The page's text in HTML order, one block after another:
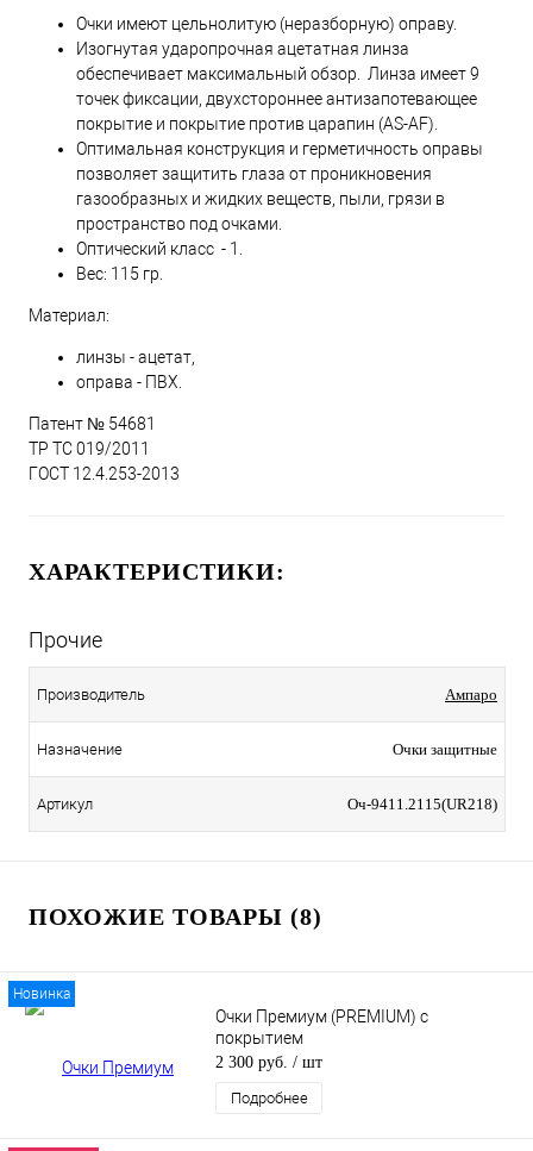
Очки имеют цельнолитую (неразборную) оправу.
Изогнутая ударопрочная ацетатная линза
обеспечивает максимальный обзор. Линза имеет 9
точек фиксации, двухстороннее антизапотевающее
покрытие и покрытие против царапин (AS-AF).
Оптимальная конструкция и герметичность оправы
позволяет защитить глаза от проникновения
газообразных и жидких веществ, пыли, грязи в
пространство под очками.
Оптический класс - 1.
Вес: 115 гр.
Материал:
линзы - ацетат,
оправа - ПВХ.
Патент № 54681
ТР ТС 019/2011
ГОСТ 12.4.253-2013
ХАРАКТЕРИСТИКИ:
Прочие
Производитель Ампаро
Назначение Очки защитные
Артикул Оч-9411.2115(UR218)
ПОХОЖИЕ ТОВАРЫ (8)
Новинка
Очки Премиум (PREMIUM) с
покрытием
2 300 руб. / шт
Подробнее